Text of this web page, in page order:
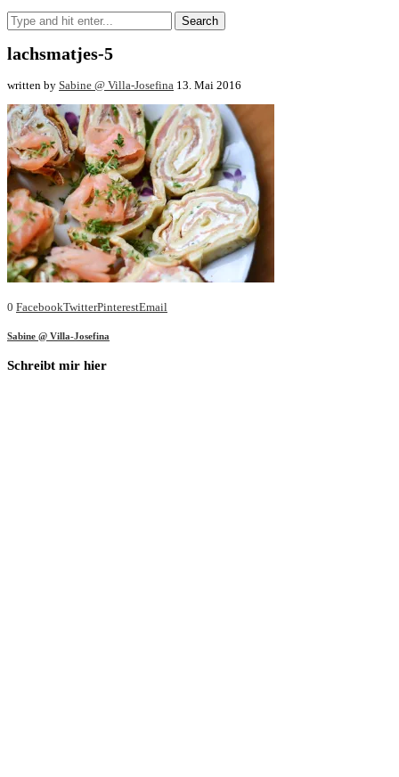
Search
lachsmatjes-5
written by Sabine @ Villa-Josefina 13. Mai 2016
0 FacebookTwitterPinterestEmail
Sabine @ Villa-Josefina
Schreibt mir hier